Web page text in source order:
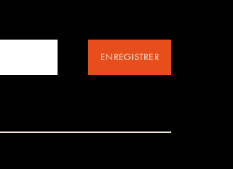
ENREGISTRER